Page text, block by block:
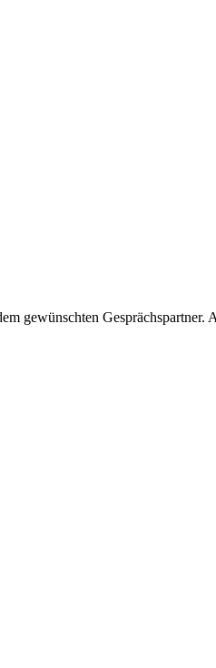
gewünschten Gesprächspartner.